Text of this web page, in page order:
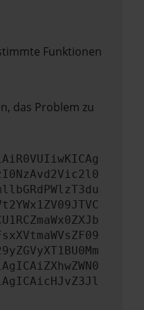
Funktionen
das Problem zu